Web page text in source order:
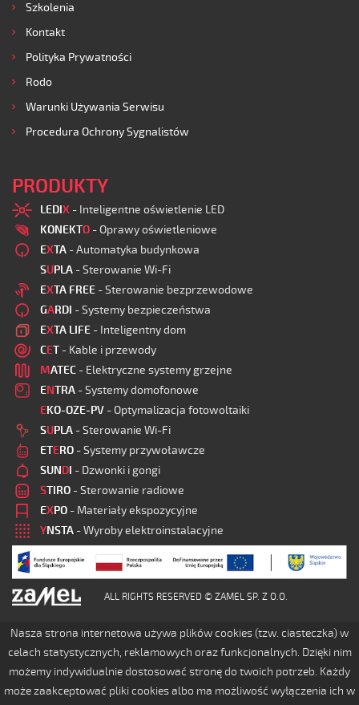
Szkolenia
Kontakt
Polityka Prywatności
Rodo
Warunki Używania Serwisu
Procedura Ochrony Sygnalistów
PRODUKTY
LEDIX - Inteligentne oświetlenie LED
KONEKTO - Oprawy oświetleniowe
EXTA - Automatyka budynkowa
SUPLA - Sterowanie Wi-Fi
EXTA FREE - Sterowanie bezprzewodowe
GARDI - Systemy bezpieczeństwa
EXTA LIFE - Inteligentny dom
CET - Kable i przewody
MATEC - Elektryczne systemy grzejne
ENTRA - Systemy domofonowe
EKO-OZE-PV - Optymalizacja fotowoltaiki
SUPLA - Sterowanie Wi-Fi
ETERO - Systemy przywoławcze
SUNDI - Dzwonki i gongi
STIRO - Sterowanie radiowe
EXPO - Materiały ekspozycyjne
YNSTA - Wyroby elektroinstalacyjne
ALL RIGHTS RESERVED © ZAMEL SP. Z O.O.
Nasza strona internetowa używa plików cookies (tzw. ciasteczka) w
celach statystycznych, reklamowych oraz funkcjonalnych. Dzięki nim
możemy indywidualnie dostosować stronę do twoich potrzeb. Każdy
może zaakceptować pliki cookies albo ma możliwość wyłączenia ich w